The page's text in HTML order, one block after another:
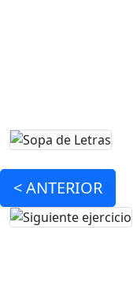
<ANTERIOR